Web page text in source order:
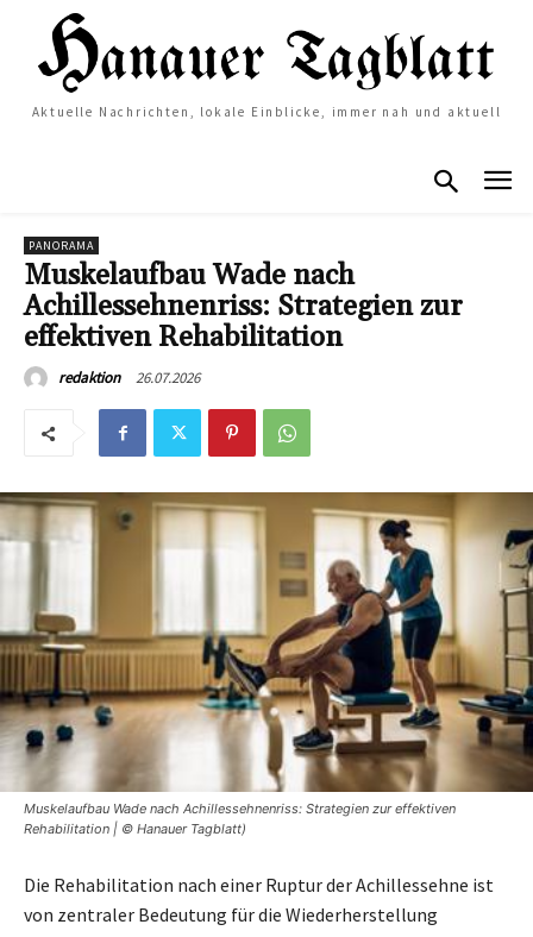
Aktuelle Nachrichten, lokale Einblicke, immer nah und aktuell
PANORAMA
Muskelaufbau Wade nach
Achillessehnenriss: Strategien zur
effektiven Rehabilitation
redaktion 26.07.2026
Muskelaufbau Wade nach Achillessehnenriss: Strategien zur effektiven
Rehabilitation | © Hanauer Tagblatt)
Die Rehabilitation nach einer Ruptur der Achillessehne ist
von zentraler Bedeutung für die Wiederherstellung